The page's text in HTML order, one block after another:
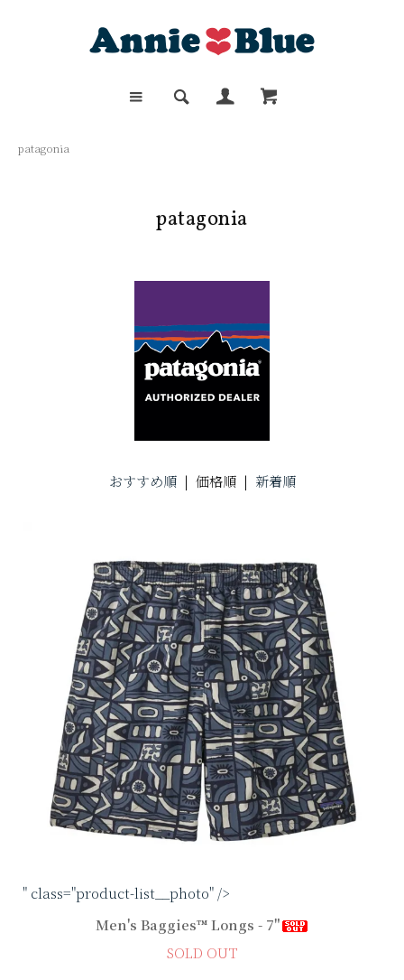
patagonia
patagonia
おすすめ順| 価格順 | 新着順
" class="product-list__photo" />
Men's Baggies™ Longs - 7"
SOLD OUT